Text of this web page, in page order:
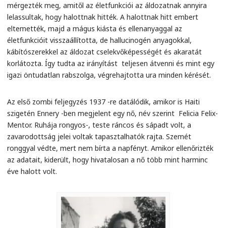
mérgezték meg, amitől az életfunkciói az áldozatnak annyira
lelassultak, hogy halottnak hitték. A halottnak hitt embert
eltemették, majd a mágus kiásta és ellenanyaggal az
életfunkcióit visszaállította, de hallucinogén anyagokkal,
kábítószerekkel az áldozat cselekvőképességét és akaratát
korlátozta. Így tudta az irányítást teljesen átvenni és mint egy
igazi öntudatlan rabszolga, végrehajtotta ura minden kérését.
Az első zombi feljegyzés 1937 -re datálódik, amikor is Haiti
szigetén Ennery -ben megjelent egy nő, név szerint Felicia Felix-
Mentor. Ruhája rongyos-, teste ráncos és sápadt volt, a
zavarodottság jelei voltak tapasztalhatók rajta. Szemét
ronggyal védte, mert nem bírta a napfényt. Amikor ellenőrizték
az adatait, kiderült, hogy hivatalosan a nő több mint harminc
éve halott volt.